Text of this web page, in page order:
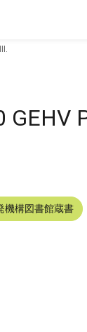
機構図書館蔵書